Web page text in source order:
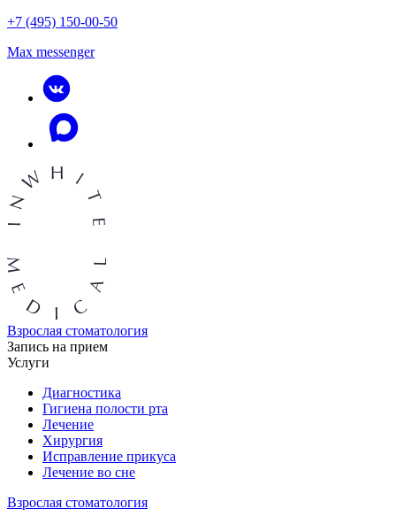
+7 (495) 150-00-50
Max messenger
Взрослая стоматология
Запись на прием
Услуги
Диагностика
Гигиена полости рта
Лечение
Хирургия
Исправление прикуса
Лечение во сне
Взрослая стоматология